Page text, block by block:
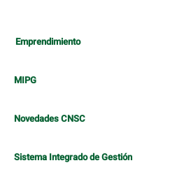
Emprendimiento
MIPG
Novedades CNSC
Sistema Integrado de Gestión